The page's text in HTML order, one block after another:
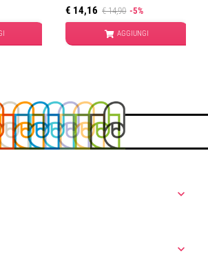
€ 14,16 € 14,90 -5%
AGGIUNGI

